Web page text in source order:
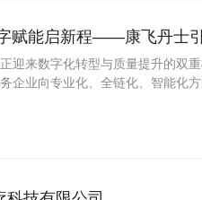
赋能启新程——康飞丹士
迎来数字化转型与质量提升的双
企业向专业化、全链化、智能化